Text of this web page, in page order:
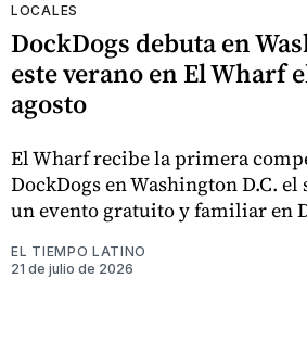
LOCALES
DockDogs debuta en
este verano en El Wharf
agosto
El Wharf recibe la primera
DockDogs en Washington D.C. el
un evento gratuito y familiar en
EL TIEMPO LATINO
21 de julio de 2026